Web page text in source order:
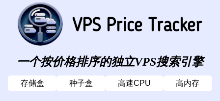
一个按价格排序的独立VPS搜索引擎
存储盒 种子盒 高速CPU 高内存